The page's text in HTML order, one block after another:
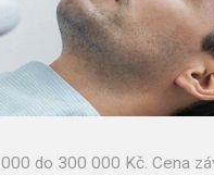
do 300 000 Kč. Cena